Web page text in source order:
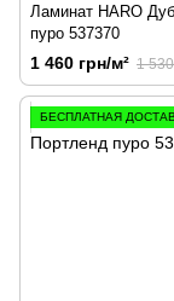
Ламинат HARO
пуро 537370
1 460 грн/м² 1
БЕСПЛАТНАЯ